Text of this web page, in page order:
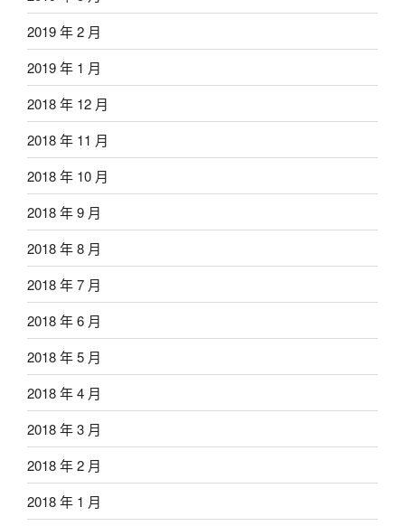
2019 年 2 月
2019 年 1 月
2018 年 12 月
2018 年 11 月
2018 年 10 月
2018 年 9 月
2018 年 8 月
2018 年 7 月
2018 年 6 月
2018 年 5 月
2018 年 4 月
2018 年 3 月
2018 年 2 月
2018 年 1 月